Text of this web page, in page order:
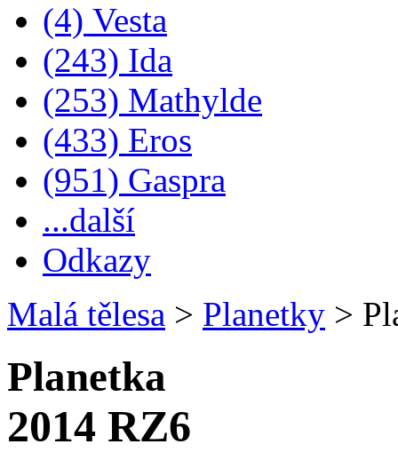
(4) Vesta
(243) Ida
(253) Mathylde
(433) Eros
(951) Gaspra
...další
Odkazy
Malá tělesa > Planetky >
Planetka
2014 RZ6